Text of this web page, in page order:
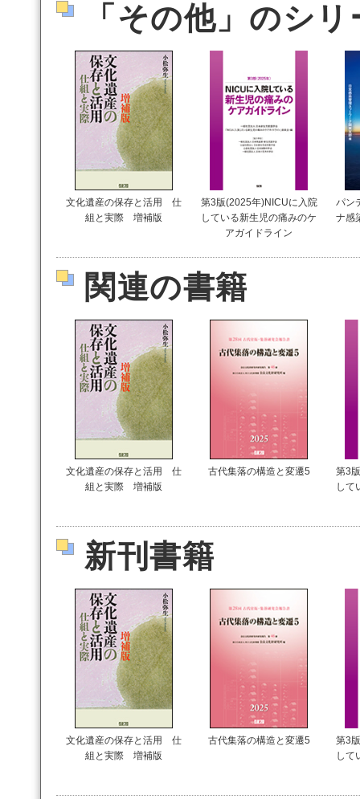
「その他」のシ
文化遺産の保存と活用 仕
組と実際 増補版
第3版(2025年)NICUに入院
している新生児の痛みのケ
アガイドライン
パン
ナ感
関連の書籍
文化遺産の保存と活用 仕
組と実際 増補版
古代集落の構造と変遷5
第3
して
新刊書籍
文化遺産の保存と活用 仕
組と実際 増補版
古代集落の構造と変遷5
第3
して